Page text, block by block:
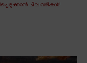
ചില വഴികൾ!